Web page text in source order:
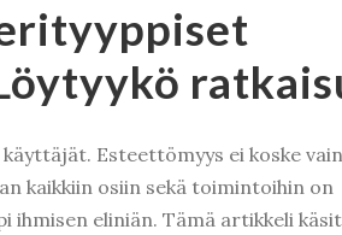
Esteettömyys ei koske vain
kaikkiin osiin sekä toimintoihin on
ihmisen eliniän. Tämä artikkeli